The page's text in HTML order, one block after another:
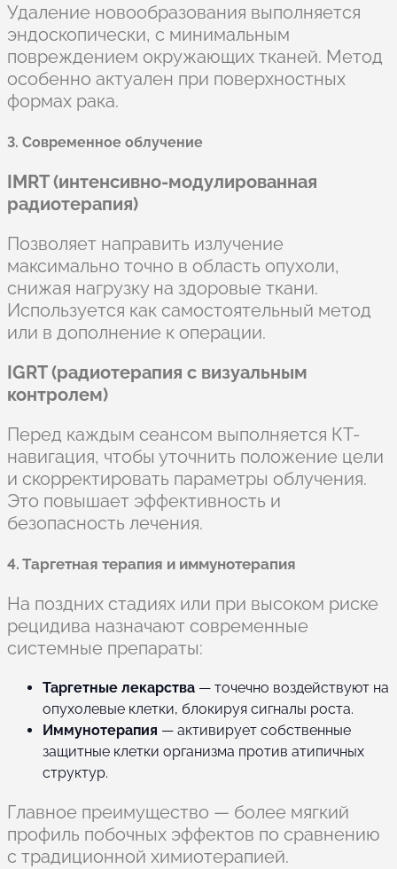
Удаление новообразования выполняется
эндоскопически, с минимальным
повреждением окружающих тканей. Метод
особенно актуален при поверхностных
формах рака.
3. Современное облучение
IMRT (интенсивно-модулированная
радиотерапия)
Позволяет направить излучение
максимально точно в область опухоли,
снижая нагрузку на здоровые ткани.
Используется как самостоятельный метод
или в дополнение к операции.
IGRT (радиотерапия с визуальным
контролем)
Перед каждым сеансом выполняется КТ-
навигация, чтобы уточнить положение цели
и скорректировать параметры облучения.
Это повышает эффективность и
безопасность лечения.
4. Таргетная терапия и иммунотерапия
На поздних стадиях или при высоком риске
рецидива назначают современные
системные препараты:
Таргетные лекарства — точечно воздействуют на
опухолевые клетки, блокируя сигналы роста.
Иммунотерапия — активирует собственные
защитные клетки организма против атипичных
структур.
Главное преимущество — более мягкий
профиль побочных эффектов по сравнению
с традиционной химиотерапией.